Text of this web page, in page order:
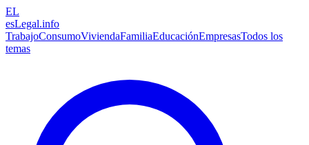
EL
esLegal.info
TrabajoConsumoViviendaFamiliaEducaciónEmpresasTodos los
temas